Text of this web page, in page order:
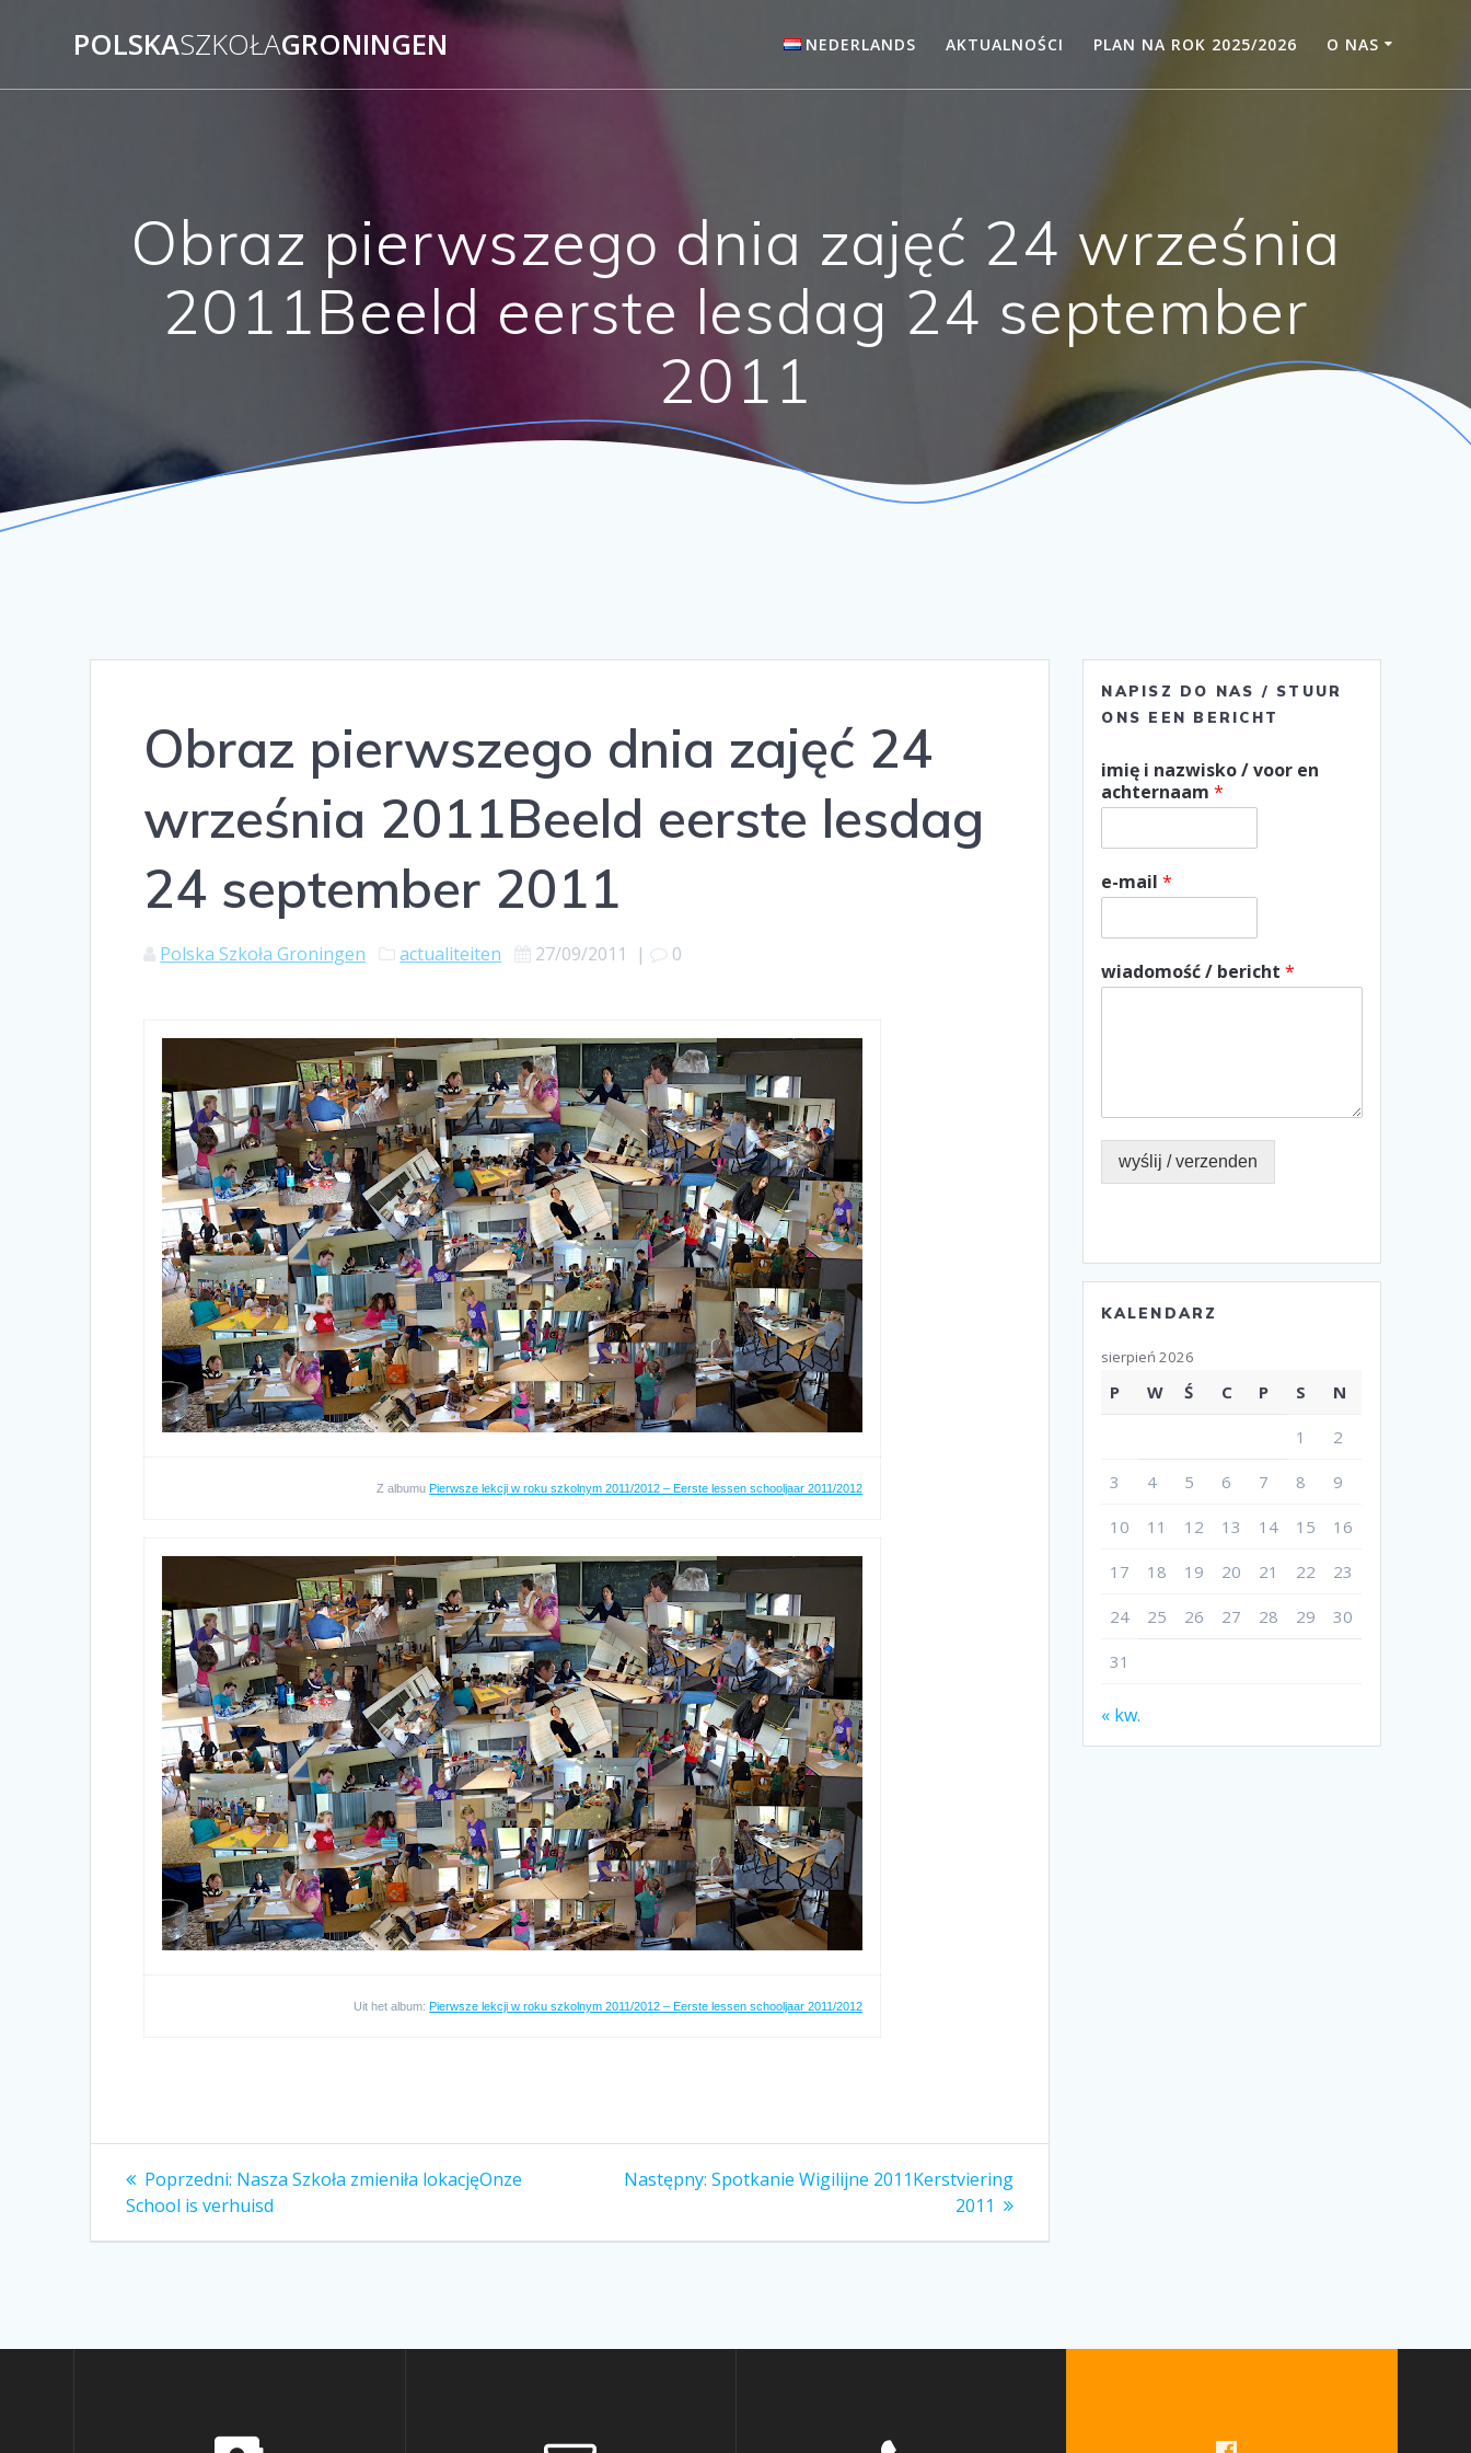
POLSKASZKOŁAGRONINGEN NEDERLANDS AKTUALNOŚCI PLAN NA ROK 2025/2026 O NAS
Obraz pierwszego dnia zajęć 24 września
2011Beeld eerste lesdag 24 september
2011
Obraz pierwszego dnia zajęć 24
września 2011Beeld eerste lesdag
24 september 2011
Polska Szkoła Groningen actualiteiten 27/09/2011 | 0
Z albumu Pierwsze lekcji w roku szkolnym 2011/2012 – Eerste lessen schooljaar 2011/2012
Uit het album: Pierwsze lekcji w roku szkolnym 2011/2012 – Eerste lessen schooljaar 2011/2012
Nawigacja
wpisu
Poprzedni: Poprzedni
wpis:
Nasza Szkoła zmieniła lokacjęOnze
School is verhuisd
Następny: Następny
Spotkanie Wigilijne 2011Kerstviering
2011
NAPISZ DO NAS / STUUR
ONS EEN BERICHT
imię i nazwisko / voor en
achternaam*
e-mail*
wiadomość / bericht*
wyślij / verzenden
KALENDARZ
sierpień 2026
P W Ś C P S N
1 2
3 4 5 6 7 8 9
10 11 12 13 14 15 16
17 18 19 20 21 22 23
24 25 26 27 28 29 30
31
« kw.